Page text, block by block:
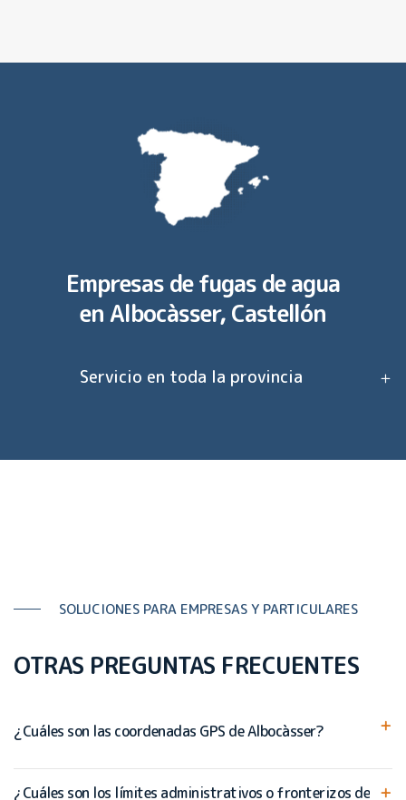
Empresas de fugas de agua
en Albocàsser, Castellón
Servicio en toda la provincia
SOLUCIONES PARA EMPRESAS Y PARTICULARES
OTRAS PREGUNTAS FRECUENTES
¿Cuáles son las coordenadas GPS de Albocàsser?
¿Cuáles son los límites administrativos o fronterizos de